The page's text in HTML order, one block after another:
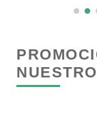
Centros